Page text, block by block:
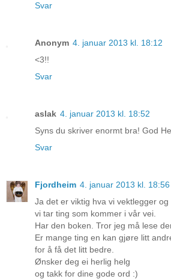
Svar
Anonym 4. januar 2013 kl. 18:12
<3!!
Svar
aslak 4. januar 2013 kl. 18:52
Syns du skriver enormt bra! God
Svar
Fjordheim 4. januar 2013 kl. 18:56
Ja det er viktig hva vi vektlegger og
vi tar ting som kommer i vår vei.
Har den boken. Tror jeg må lese
Er mange ting en kan gjøre litt
for å få det litt bedre.
Ønsker deg ei herlig helg
og takk for dine gode ord :)